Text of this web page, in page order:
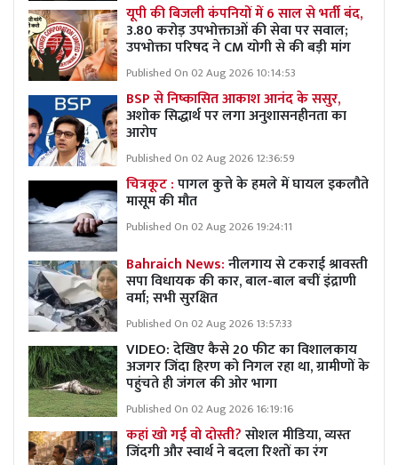
यूपी की बिजली कंपनियों में 6 साल से भर्ती बंद,
3.80 करोड़ उपभोक्ताओं की सेवा पर सवाल;
उपभोक्ता परिषद ने CM योगी से की बड़ी मांग
Published On 02 Aug 2026 10:14:53
BSP से निष्कासित आकाश आनंद के ससुर,
अशोक सिद्धार्थ पर लगा अनुशासनहीनता का
आरोप
Published On 02 Aug 2026 12:36:59
चित्रकूट :पागल कुत्ते के हमले में घायल इकलौते
मासूम की मौत
Published On 02 Aug 2026 19:24:11
Bahraich News:नीलगाय से टकराई श्रावस्ती
सपा विधायक की कार, बाल-बाल बचीं इंद्राणी
वर्मा; सभी सुरक्षित
Published On 02 Aug 2026 13:57:33
VIDEO: देखिए कैसे 20 फीट का विशालकाय
अजगर जिंदा हिरण को निगल रहा था, ग्रामीणों के
पहुंचते ही जंगल की ओर भागा
Published On 02 Aug 2026 16:19:16
कहां खो गई वो दोस्ती?सोशल मीडिया, व्यस्त
जिंदगी और स्वार्थ ने बदला रिश्तों का रंग